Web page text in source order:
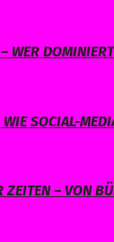
WER
SOCIAL-
– VON